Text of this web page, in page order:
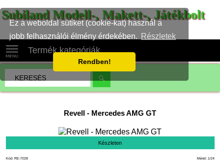
Ez a weboldal sütiket (cookie-kat) használ a
jobb felhasználói élmény érdekében.
Részletek
Rendben!
Subiland Modell-, Makett-, Játékbolt
Termék kategóriák
Revell - Mercedes AMG GT
Készleten
Méret: 1/24
Kód: RE-7028